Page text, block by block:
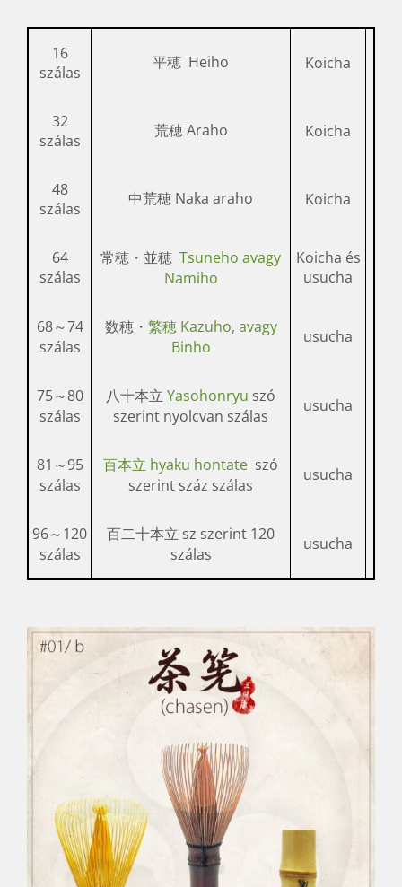
16
szálas
平穂 Heiho Koicha
32
szálas
荒穂 Araho Koicha
48
szálas
中荒穂 Naka araho Koicha
64
szálas
常穂・並穂 Tsuneho avagy
Namiho
Koicha és
usucha
68～74
szálas
数穂・ 繁穂 Kazuho, avagy
Binho
usucha
75～80
szálas
八十本立 Yasohonryu szó
szerint nyolcvan szálas
usucha
81～95
szálas
百本立 hyaku hontate szó
szerint száz szálas
usucha
96～120
szálas
百二十本立 sz szerint 120
szálas
usucha